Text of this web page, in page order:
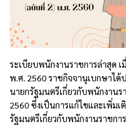
ระเบียบพนักงานราชการล่าสุด
พ.ศ. 2560 ราชกิจจานุเบกษาได้
นายกรัฐมนตรีเกี่ยวกับพนักงาน
2560 ซึ่งเป็นการแก้ไขและเพิ่ม
รัฐมนตรีเกี่ยวกับพนักงานราชกา